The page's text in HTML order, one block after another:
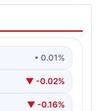
2. Denizli…
• 0.01%
▼ -0.02%
▼ -0.16%